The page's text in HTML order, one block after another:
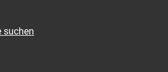
suchen